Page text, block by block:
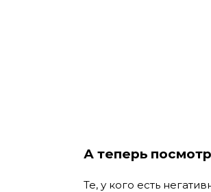
А теперь
Те, у кого есть